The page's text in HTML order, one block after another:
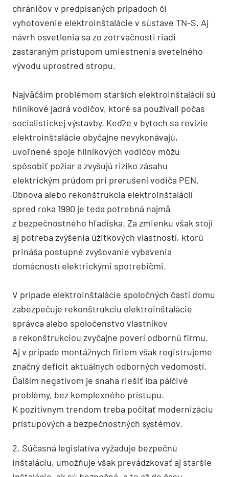
chráničov v predpísaných prípadoch či
vyhotovenie elektroinštalácie v sústave TN-S. Aj
návrh osvetlenia sa zo zotrvač­nosti riadi
zastaraným prístupom umiest­nenia svetelného
vývodu uprostred stropu.
Najväčším problémom starších elektroinštalácií sú
hliníkové jadrá vodičov, ktoré sa používali počas
socialistickej výstavby. Keďže v bytoch sa revízie
elektroinštalácie obyčajne nevykonávajú,
uvoľnené spoje hliníkových vodičov môžu
spôsobiť požiar a zvyšujú riziko zásahu
elektrickým prúdom pri prerušení vodiča PEN.
Obnova alebo rekonštrukcia elektroinštalácií
spred roka 1990 je teda potrebná najmä
z bezpečnostného hľadiska. Za zmienku však stojí
aj potreba zvýšenia úžitkových vlastností, ktorú
prináša postupné zvyšovanie vybavenia
domácností elektrickými spotrebičmi.
V prípade elektroinštalácie spoločných častí domu
zabezpečuje rekonštrukciu elektroinštalácie
správca alebo spoločenstvo vlastníkov
a rekonštrukciou zvyčajne poverí odbornú firmu.
Aj v prípade montážnych ­firiem však registrujeme
značný deficit aktuál­nych odborných vedomostí.
Ďalším negatívom je snaha riešiť iba pálčivé
problémy, bez komplexného prístupu.
K pozitívnym trendom treba počítať modernizáciu
prístupových a bezpečnostných systémov.
2. Súčasná legislatíva vyžaduje bezpečnú
inštaláciu, umožňuje však prevádzkovať aj staršie